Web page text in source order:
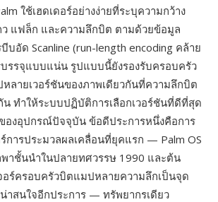
ใช้เฮดเดอร์อย่างง่ายที่ระบุความกว้าง
แฟล็ก และความลึกบิต ตามด้วยข้อมูล
บอัด Scanline (run-length encoding คล้าย
บรรจุแบบแน่น รูปแบบนี้ยังรองรับครอบครัว
ายเวอร์ชันของภาพเดียวกันที่ความลึกบิต
ทำให้ระบบปฏิบัติการเลือกเวอร์ชันที่ดีที่สุด
องอุปกรณ์ปัจจุบัน ข้อดีประการหนึ่งคือการ
การประมวลผลเคลื่อนที่ยุคแรก — Palm OS
าชั้นนำในปลายทศวรรษ 1990 และต้น
อร์ครอบครัวบิตแมปหลายความลึกเป็นจุด
าสนใจอีกประการ — ทรัพยากรเดียว